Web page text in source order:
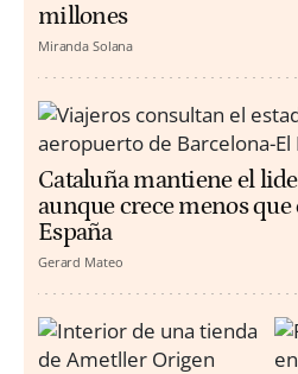
millones
Miranda Solana
Cataluña mantiene el
aunque crece menos
España
Gerard Mateo